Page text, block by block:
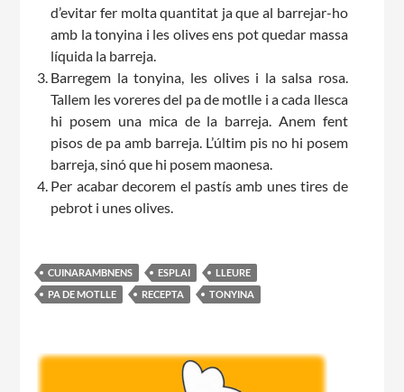
d’evitar fer molta quantitat ja que al barrejar-ho
amb la tonyina i les olives ens pot quedar massa
líquida la barreja.
Barregem la tonyina, les olives i la salsa rosa.
Tallem les voreres del pa de motlle i a cada llesca
hi posem una mica de la barreja. Anem fent
pisos de pa amb barreja. L’últim pis no hi posem
barreja, sinó que hi posem maonesa.
Per acabar decorem el pastís amb unes tires de
pebrot i unes olives.
CUINARAMBNENS ESPLAI
LLEURE
PA DE MOTLLE
RECEPTA TONYINA
Diari de la Fundació
Fundesplai als mitjans
Xarxes socials
COL·LABORA
Fes voluntariat
Fes un donatiu